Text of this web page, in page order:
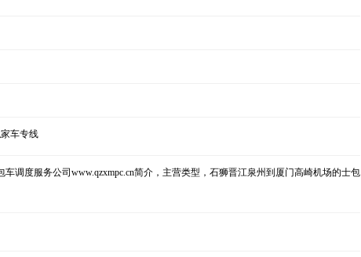
车专线
调度服务公司www.qzxmpc.cn简介，主营类型，石狮晋江泉州到厦门高崎机场的士包